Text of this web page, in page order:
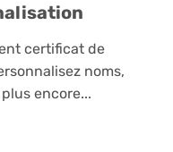
certificat de
noms,
encore...